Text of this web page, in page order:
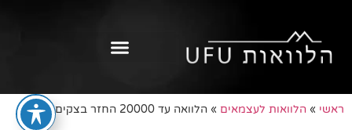
ראשי » הלוואות לעצמאים » הלוואה עד 20000 החזר בצקים